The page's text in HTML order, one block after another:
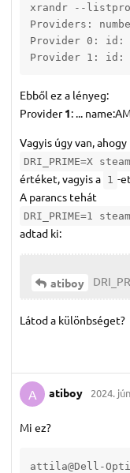
xrandr --
Providers:
Provider 0: id:
Provider 1: id:
Ebből ez a lényeg:
Provider1: ...
Vagyis úgy van,
DRI_PRIME=X steam
értéket, vagyis a 1 -
A parancs tehát
DRI_PRIME=1 steam
adtad ki:
atiboy
Látod a különbséget?
A atiboy 2024.
Mi ez?
attila@Dell-